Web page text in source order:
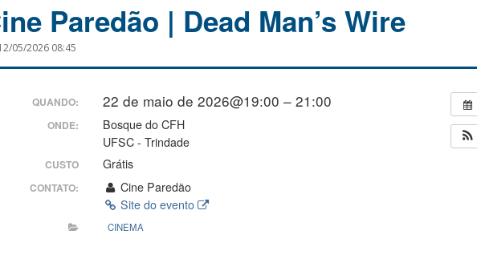
Paredão | Dead Man’s Wire
05/2026 08:45
QUANDO: 22 de maio de 2026@19:00 – 21:00
ONDE:
Bosque do CFH
UFSC - Trindade
CUSTO Grátis
CONTATO:
Cine Paredão
Site do evento
CINEMA